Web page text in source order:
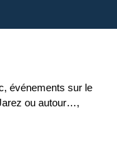
événements sur le
ou autour…,